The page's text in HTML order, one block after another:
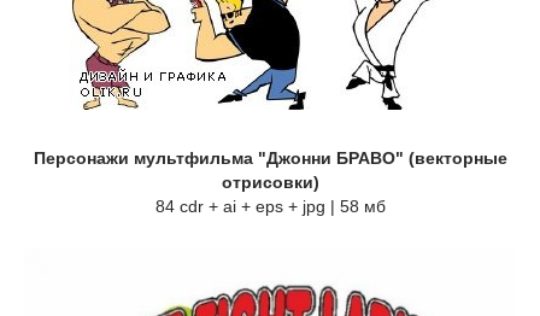
Персонажи мультфильма "Джонни БРАВО" (векторные
отрисовки)
84 cdr + ai + eps + jpg | 58 мб